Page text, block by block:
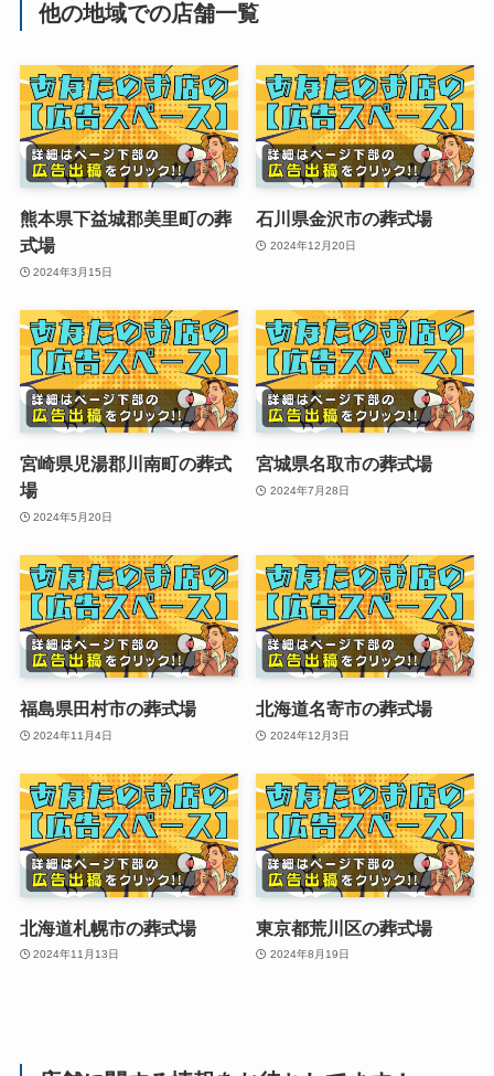
他の地域での店舗一覧
熊本県下益城郡美里町の葬
式場
2024年3月15日
石川県金沢市の葬式場
2024年12月20日
宮崎県児湯郡川南町の葬式
場
2024年5月20日
宮城県名取市の葬式場
2024年7月28日
福島県田村市の葬式場
2024年11月4日
北海道名寄市の葬式場
2024年12月3日
北海道札幌市の葬式場
2024年11月13日
東京都荒川区の葬式場
2024年8月19日